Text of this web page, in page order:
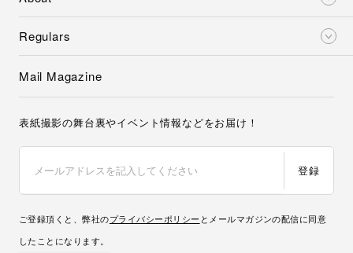
Regulars
Mail Magazine
表紙撮影の舞台裏やイベント情報などをお届け！
登録
ご登録頂くと、弊社のプライバシーポリシー とメールマガジンの配信に同意
したことになります。